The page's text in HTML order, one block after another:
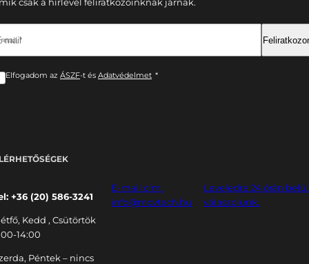
+36 (20) 586-3241
Kedd , Csütörtök
14:00
Péntek – nincs
E-mail cím:
info@movtech.hu
Leveledre 24 órán belül
válaszolunk.
*
Elfogadom az ÁSZF-t és Adatvédelmet *